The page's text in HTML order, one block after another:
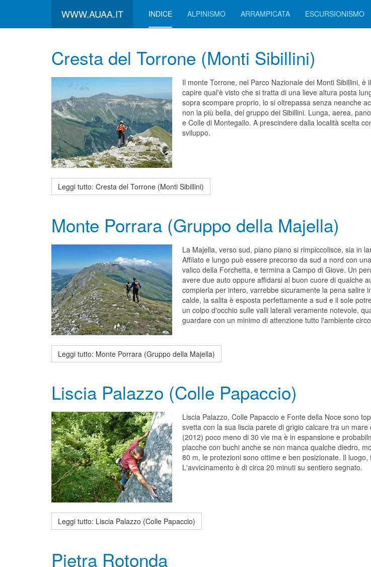
WWW.AUAA.IT INDICE ALPINISMO ARRAMPICATA ESCURSIONISMO
Cresta del Torrone (Monti Sibillini)
Il monte Torrone, nel Parco Nazionale dei Monti Sibillini,
capire qual'è visto che si tratta di una lieve altura posta
sopra scompare proprio, lo si oltrepassa senza neanche
non la più bella, del gruppo dei Sibillini. Lunga, aerea,
e Colle di Montegallo. A prescindere dalla località scelta
sviluppo.
Leggi tutto: Cresta del Torrone (Monti Sibillini)
Monte Porrara (Gruppo della Majella)
La Majella, verso sud, piano piano si rimpiccolisce, sia in
Affilato e lungo può essere precorso da sud a nord con
valico della Forchetta, e termina a Campo di Giove. Un
avere due auto oppure affidarsi al buon cuore di qualche
compierla per intero, varrebbe sicuramente la pena salire
calde, la salita è esposta perfettamente a sud e il sole
un colpo d'occhio sulle valli laterali veramente notevole,
guardare con un minimo di attenzione tutto l'ambiente
Leggi tutto: Monte Porrara (Gruppo della Majella)
Liscia Palazzo (Colle Papaccio)
Liscia Palazzo, Colle Papaccio e Fonte della Noce sono
svetta con la sua liscia parete di grigio calcare tra un
(2012) poco meno di 30 vie ma è in espansione e
placche con buchi anche se non manca qualche diedro,
80 m, le protezioni sono ottime e ben posizionate. Il
L'avvicinamento è di circa 20 minuti su sentiero segnato.
Leggi tutto: Liscia Palazzo (Colle Papaccio)
Pietra Rotonda